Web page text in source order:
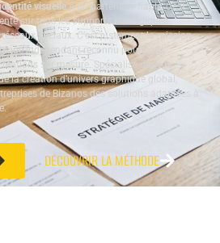
identité visuelle à un partenaire fiable, c’est
sur tous les supports stratégiques :
sociaux. C’est justement la mission
indépendant reconnu pour son
sur mesure. Spécialisé dans la
la création d’univers graphique global,
de Bizanos des solutions adaptées à
DÉCOUVRIR LA MÉTHODE